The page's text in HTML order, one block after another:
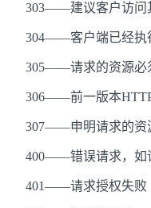
303——建议客户访问
304——客户端已经执行
305——请求的资源必须
306——前一版本HTTP
307——申明请求的资
400——错误请求，如
401——请求授权失败